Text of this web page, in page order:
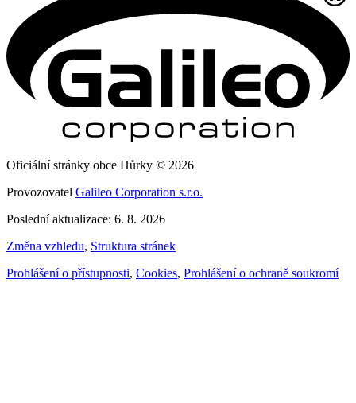
Oficiální stránky obce Hůrky © 2026
Provozovatel Galileo Corporation s.r.o.
Poslední aktualizace: 6. 8. 2026
Změna vzhledu, Struktura stránek
Prohlášení o přístupnosti, Cookies, Prohlášení o ochraně soukromí